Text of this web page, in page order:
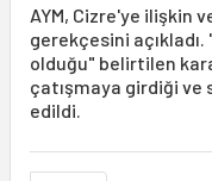
AYM, Cizre'ye ilişkin
gerekçesini
olduğu" belirtilen
çatışmaya girdiği ve
edildi.